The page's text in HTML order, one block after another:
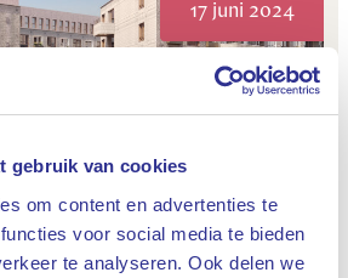
gebruik van cookies
om content en advertenties te
voor social media te bieden
te analyseren. Ook delen we
17 juni 2024
met ABP en Greystar aan